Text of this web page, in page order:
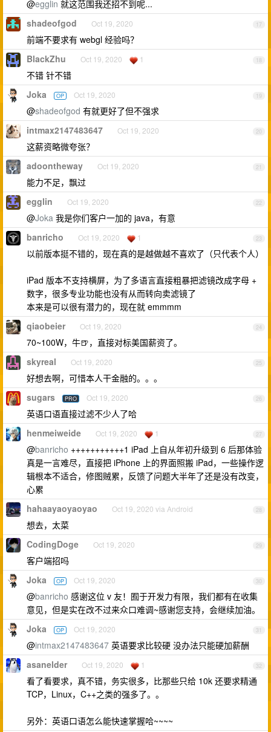
@egglin 就这范围我还招不到呢...
17
shadeofgod Oct 19, 2020
前端不要求有 webgl 经验吗？
18
BlackZhu Oct 19, 2020 1
不错 针不错
19
Joka OP Oct 19, 2020
@shadeofgod 有就更好了但不强求
20
intmax2147483647 Oct 19, 2020
这薪资略微夸张？
21
adoontheway Oct 19, 2020
能力不足，飘过
22
egglin Oct 19, 2020
@Joka 我是你们客户一加的 java，有意
23
banricho Oct 19, 2020 1
以前版本挺不错的，现在真的是越做越不喜欢了（只代表个人）
iPad 版本不支持横屏，为了多语言直接粗暴把滤镜改成字母 +
数字，很多专业功能也没有从而转向卖滤镜了
本来是可以很有潜力的，现在就 emmmm
24
qiaobeier Oct 19, 2020
70~100W，牛🍺，直接对标美国薪资了。
25
skyreal Oct 19, 2020
好想去啊，可惜本人干金融的。。。
26
sugars PRO Oct 19, 2020
英语口语直接过滤不少人了哈
27
henmeiweide Oct 19, 2020 1
@banricho +++++++++++1 iPad 上自从年初升级到 6 后那体验
真是一言难尽，直接把 iPhone 上的界面照搬 iPad，一些操作逻
辑根本不适合，修图贼累，反馈了问题大半年了还是没有改变，
心累
28
hahaayaoyaoyao Oct 19, 2020 via Android
想去，太菜
29
CodingDoge Oct 19, 2020
客户端招吗
30
Joka OP Oct 19, 2020
@banricho 感谢这位 v 友！囿于开发力有限，我们都有在收集
意见，但是实在改不过来众口难调~感谢您支持，会继续加油。
31
Joka OP Oct 19, 2020
@intmax2147483647 英语要求比较硬 没办法只能硬加薪酬
32
asanelder Oct 19, 2020 1
看了看要求，真不错，务实很多，比那些只给 10k 还要求精通
TCP，Linux，C++之类的强多了。。
另外：英语口语怎么能快速掌握哈~~~~